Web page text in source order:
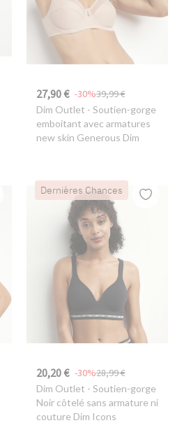
27,90 € 39,99 €
-30%
Dim Outlet - Soutien-gorge
emboitant avec armatures
new skin Generous Dim
Dernières Chances
20,20 € 28,99 €
-30%
Dim Outlet - Soutien-gorge
Noir côtelé sans armature ni
couture Dim Icons